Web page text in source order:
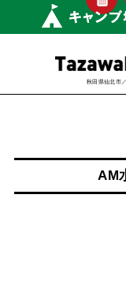
秋田県仙北市
AM